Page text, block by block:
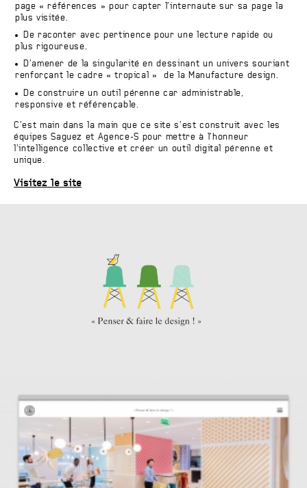
page « références » pour capter l’internaute sur sa page la
plus visitée.
De raconter avec pertinence pour une lecture rapide ou
plus rigoureuse.
D’amener de la singularité en dessinant un univers souriant
renforçant le cadre « tropical » de la Manufacture design.
De construire un outil pérenne car administrable,
responsive et référençable.
C’est main dans la main que ce site s’est construit avec les
équipes Saguez et Agence-S pour mettre à l’honneur
l’intelligence collective et créer un outil digital pérenne et
unique.
Visitez le site